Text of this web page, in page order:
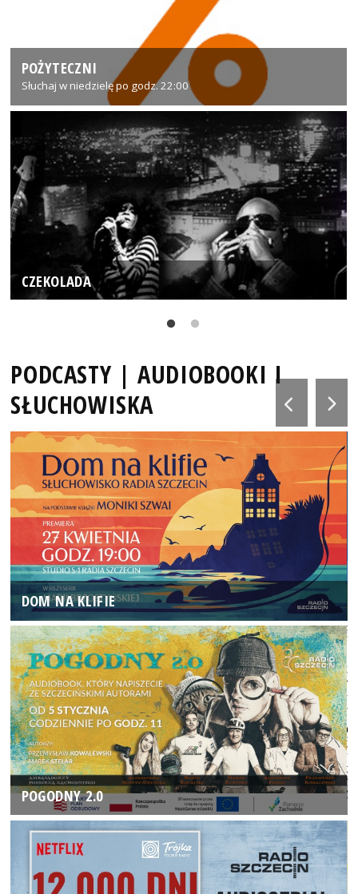
POŻYTECZNI
Słuchaj w niedzielę po godz. 22:00
CZEKOLADA
PODCASTY | AUDIOBOOKI I
SŁUCHOWISKA
DOM NA KLIFIE
POGODNY 2.0